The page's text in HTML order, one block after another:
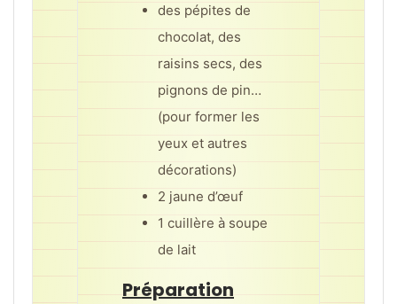
des pépites de
chocolat, des
raisins secs, des
pignons de pin…
(pour former les
yeux et autres
décorations)
2 jaune d’œuf
1 cuillère à soupe
de lait
Préparation